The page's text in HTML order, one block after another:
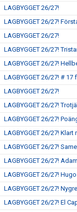
LAGBYGGET 26/27!
LAGBYGGET 26/27!
LAGBYGGET 26/27!
LAGBYGGET 26/27!
LAGBYGGET 26/27!
LAGBYGGET 26/27! # 17
LAGBYGGET 26/27!
LAGBYGGET 26/27!
LAGBYGGET 26/27!
LAGBYGGET 26/27!
LAGBYGGET 26/27!
LAGBYGGET 26/27!
LAGBYGGET 26/27!
LAGBYGGET 26/27!
LAGBYGGET 26/27! El